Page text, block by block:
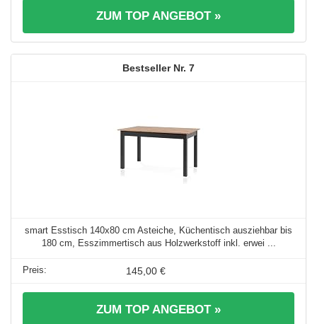
ZUM TOP ANGEBOT »
7
smart Esstisch 140x80 cm Asteiche, Küchentisch ausziehbar bis
180 cm, Esszimmertisch aus Holzwerkstoff inkl. erwei ...
145,00 €
ZUM TOP ANGEBOT »